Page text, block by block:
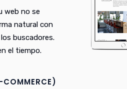
web no se
natural con
buscadores.
el tiempo.
COMMERCE)